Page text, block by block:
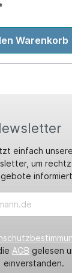
Warenkorb
einfach
um
AGB gelesen
einverstanden.